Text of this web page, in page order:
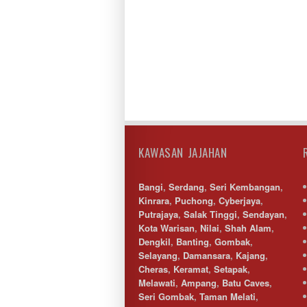
KAWASAN JAJAHAN
Bangi, Serdang, Seri Kembangan,
Kinrara, Puchong, Cyberjaya,
Putrajaya, Salak Tinggi, Sendayan,
Kota Warisan, Nilai, Shah Alam,
Dengkil, Banting, Gombak,
Selayang, Damansara, Kajang,
Cheras, Keramat, Setapak,
Melawati, Ampang, Batu Caves,
Seri Gombak, Taman Melati,